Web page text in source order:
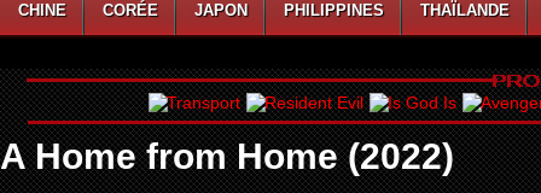
CHINE CORÉE JAPON PHILIPPINES THAÏLANDE
A Home from Home (2022)